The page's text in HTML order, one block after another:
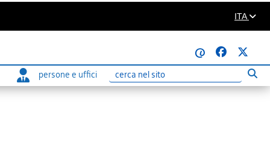
ITA
@
persone e uffici
Ricerca